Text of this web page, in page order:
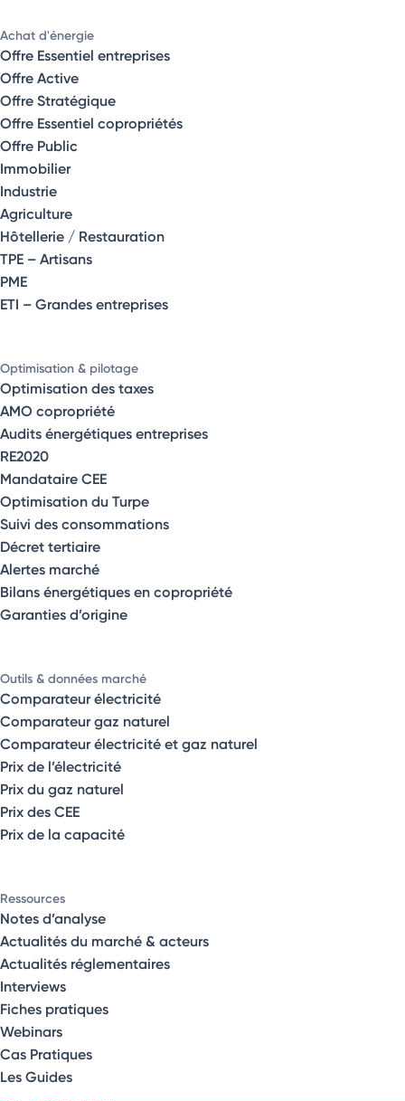
Achat d'énergie
Offre Essentiel entreprises
Offre Active
Offre Stratégique
Offre Essentiel copropriétés
Offre Public
Immobilier
Industrie
Agriculture
Hôtellerie / Restauration
TPE – Artisans
PME
ETI – Grandes entreprises
Optimisation & pilotage
Optimisation des taxes
AMO copropriété
Audits énergétiques entreprises
RE2020
Mandataire CEE
Optimisation du Turpe
Suivi des consommations
Décret tertiaire
Alertes marché
Bilans énergétiques en copropriété
Garanties d’origine
Outils & données marché
Comparateur électricité
Comparateur gaz naturel
Comparateur électricité et gaz naturel
Prix de l’électricité
Prix du gaz naturel
Prix des CEE
Prix de la capacité
Ressources
Notes d’analyse
Actualités du marché & acteurs
Actualités réglementaires
Interviews
Fiches pratiques
Webinars
Cas Pratiques
Les Guides